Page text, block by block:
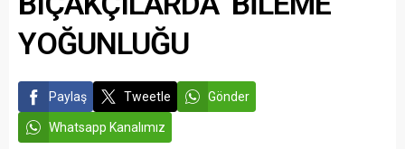
YOĞUNLUĞU
Paylaş Tweetle Gönder
Whatsapp Kanalımız